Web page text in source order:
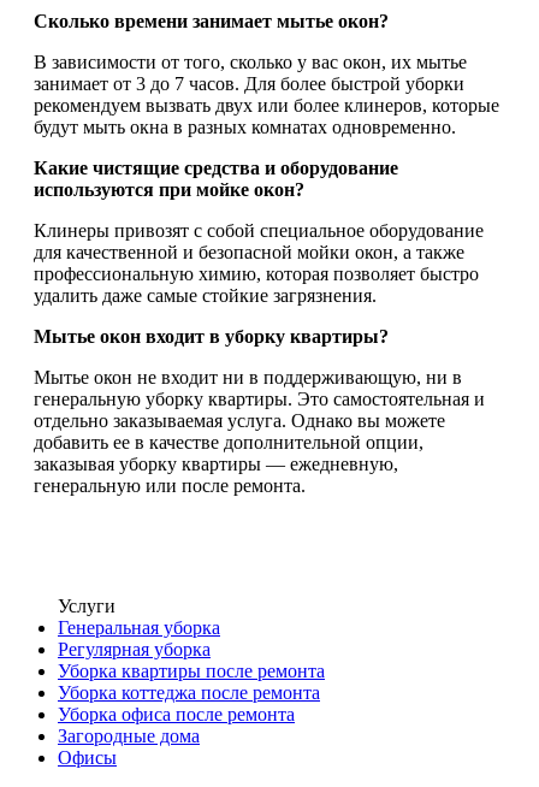
Сколько времени занимает мытье окон?
В зависимости от того, сколько у вас окон, их мытье
занимает от 3 до 7 часов. Для более быстрой уборки
рекомендуем вызвать двух или более клинеров, которые
будут мыть окна в разных комнатах одновременно.
Какие чистящие средства и оборудование
используются при мойке окон?
Клинеры привозят с собой специальное оборудование
для качественной и безопасной мойки окон, а также
профессиональную химию, которая позволяет быстро
удалить даже самые стойкие загрязнения.
Мытье окон входит в уборку квартиры?
Мытье окон не входит ни в поддерживающую, ни в
генеральную уборку квартиры. Это самостоятельная и
отдельно заказываемая услуга. Однако вы можете
добавить ее в качестве дополнительной опции,
заказывая уборку квартиры — ежедневную,
генеральную или после ремонта.
Услуги
Генеральная уборка
Регулярная уборка
Уборка квартиры после ремонта
Уборка коттеджа после ремонта
Уборка офиса после ремонта
Загородные дома
Офисы